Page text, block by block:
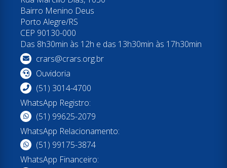
Bairro Menino Deus
Porto Alegre/RS
CEP 90130-000
Das 8h30min às 12h e das 13h30min às 17h30min
crars@crars.org.br
Ouvidoria
(51) 3014-4700
WhatsApp Registro:
(51) 99625-2079
WhatsApp Relacionamento:
(51) 99175-3874
WhatsApp Financeiro: